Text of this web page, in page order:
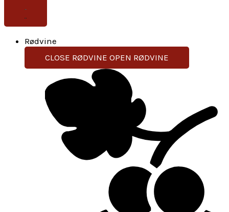
Rødvine
CLOSE RØDVINE OPEN RØDVINE